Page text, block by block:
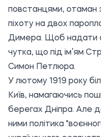
повстанцями, отаман
піхоту на двох
Димера. Щоб надати
чутка, що під ім’ям
Симон Петлюра.
У лютому 1919 року
Київ, намагаючись
берегах Дніпра. Але
ними політика